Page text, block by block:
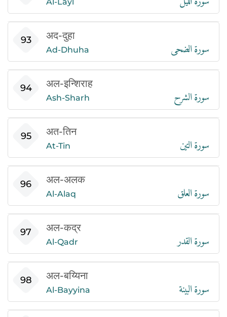
93 अद-दुहा
Ad-Dhuha سورة الضحى
94 अल-इन्शिराह
Ash-Sharh سورة الشرح
95 अत-तिन
At-Tin سورة التين
96 अल-अलक
Al-Alaq سورة العلق
97 अल-कद्र
Al-Qadr سورة القدر
98 अल-बय्यिना
Al-Bayyina سورة البينة